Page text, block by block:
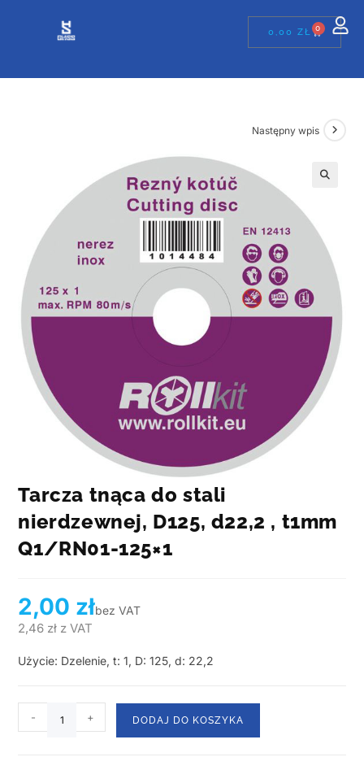
0,00ZŁ 0
Następny wpis
Tarcza tnąca do stali
nierdzewnej, D125, d22,2 , t1mm
Q1/RN01-125×1
2,00 złbez VAT
2,46 zł z VAT
Użycie: Dzelenie, t: 1, D: 125, d: 22,2
- + DODAJ DO KOSZYKA